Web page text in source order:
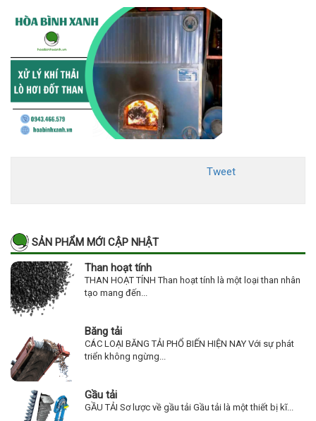
Tweet
SẢN PHẨM MỚI CẬP NHẬT
Than hoạt tính
THAN HOẠT TÍNH Than hoạt tính là một loại than nhân
tạo mang đến...
Băng tải
CÁC LOẠI BĂNG TẢI PHỔ BIẾN HIỆN NAY Với sự phát
triển không ngừng...
Gầu tải
GẦU TẢI Sơ lược về gầu tải Gầu tải là một thiết bị kĩ...